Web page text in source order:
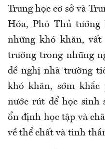
Trung học cơ sở và
Hóa, Phó Thủ tướng
những khó khăn,
trường trong những
đề nghị nhà trường
khó khăn, sớm khắc
nước rút để học sinh
ổn định học tập và
về thể chất và tinh